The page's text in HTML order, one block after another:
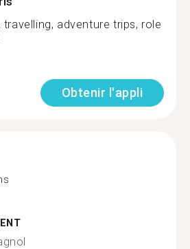
travelling, adventure trips, role
Obtenir l'appli